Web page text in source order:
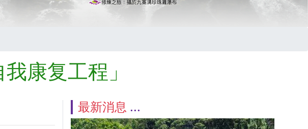
康复工程」
最新消息